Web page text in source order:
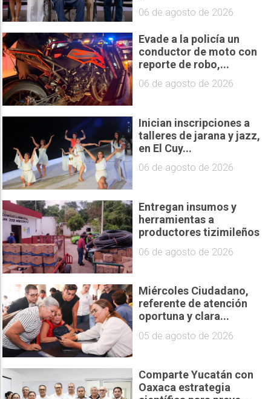
06 de agosto de 2026
Evade a la policía un
conductor de moto con
reporte de robo,...
06 de agosto de 2026
Inician inscripciones a
talleres de jarana y jazz,
en El Cuy...
06 de agosto de 2026
Entregan insumos y
herramientas a
productores tizimileños
06 de agosto de 2026
Miércoles Ciudadano,
referente de atención
oportuna y clara...
05 de agosto de 2026
Comparte Yucatán con
Oaxaca estrategia